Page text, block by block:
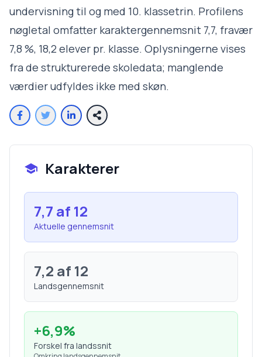
undervisning til og med 10. klassetrin. Profilens
nøgletal omfatter karaktergennemsnit 7,7, fravær
7,8 %, 18,2 elever pr. klasse. Oplysningerne vises
fra de strukturerede skoledata; manglende
værdier udfyldes ikke med skøn.
Karakterer
7,7 af 12
Aktuelle gennemsnit
7,2 af 12
Landsgennemsnit
+6,9%
Forskel fra landssnit